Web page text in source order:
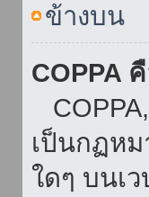
ข้างบน
COPPA
เป็นกฏห
ใดๆ บนเ